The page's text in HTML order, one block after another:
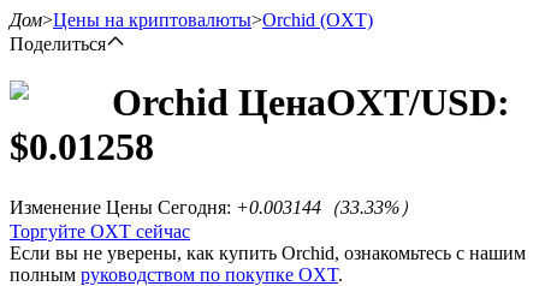
Фьючерсы
Дом>Цены на криптовалюты>Orchid (OXT)
Поделиться
Orchid ЦенаOXT/USD:
$0.01258
Изменение Цены Сегодня: +0.003144 （33.33%）
Торгуйте OXT сейчас
Если вы не уверены, как купить Orchid, ознакомьтесь с нашим
полным руководством по покупке OXT.